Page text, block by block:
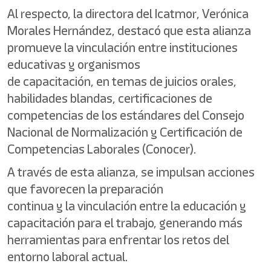
Al respecto, la directora del Icatmor, Verónica
Morales Hernández, destacó que esta alianza
promueve la vinculación entre instituciones
educativas y organismos
de capacitación, en temas de juicios orales,
habilidades blandas, certificaciones de
competencias de los estándares del Consejo
Nacional de Normalización y Certificación de
Competencias Laborales (Conocer).
A través de esta alianza, se impulsan acciones
que favorecen la preparación
continua y la vinculación entre la educación y
capacitación para el trabajo, generando más
herramientas para enfrentar los retos del
entorno laboral actual.